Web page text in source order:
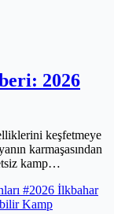
2026
keşfetmeye
karmaşasından
kamp
Akdeniz'in o
tazeleyecek
#2026 İlkbahar
Kamp